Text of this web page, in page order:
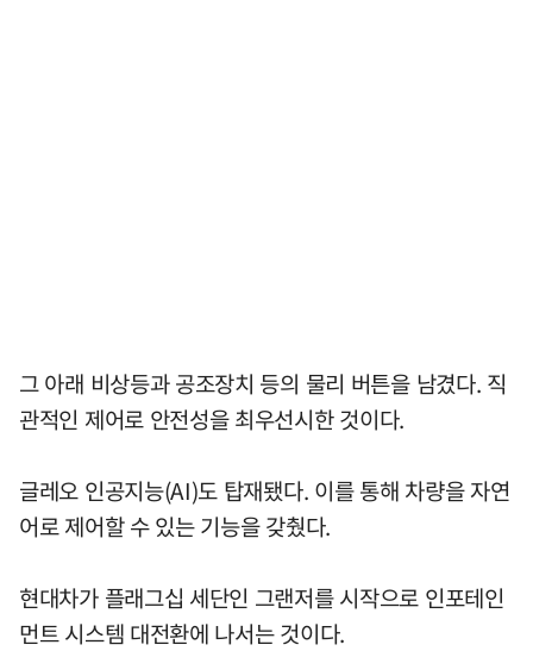
그 아래 비상등과 공조장치 등의 물리 버튼을 남겼다. 직
관적인 제어로 안전성을 최우선시한 것이다.
글레오 인공지능(AI)도 탑재됐다. 이를 통해 차량을 자연
어로 제어할 수 있는 기능을 갖췄다.
현대차가 플래그십 세단인 그랜저를 시작으로 인포테인
먼트 시스템 대전환에 나서는 것이다.